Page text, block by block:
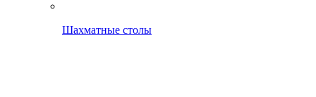
Шахматные столы